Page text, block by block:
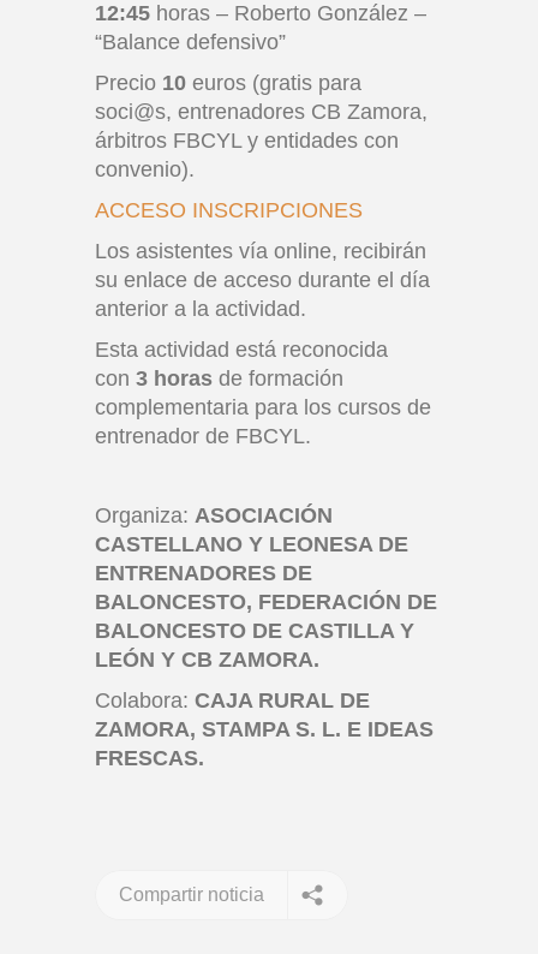
12:45 horas – Roberto González –
“Balance defensivo”
Precio 10 euros (gratis para
soci@s, entrenadores CB Zamora,
árbitros FBCYL y entidades con
convenio).
ACCESO INSCRIPCIONES
Los asistentes vía online, recibirán
su enlace de acceso durante el día
anterior a la actividad.
Esta actividad está reconocida
con 3 horas de formación
complementaria para los cursos de
entrenador de FBCYL.
Organiza: ASOCIACIÓN
CASTELLANO Y LEONESA DE
ENTRENADORES DE
BALONCESTO, FEDERACIÓN DE
BALONCESTO DE CASTILLA Y
LEÓN Y CB ZAMORA.
Colabora: CAJA RURAL DE
ZAMORA, STAMPA S. L. E IDEAS
FRESCAS.
Compartir noticia